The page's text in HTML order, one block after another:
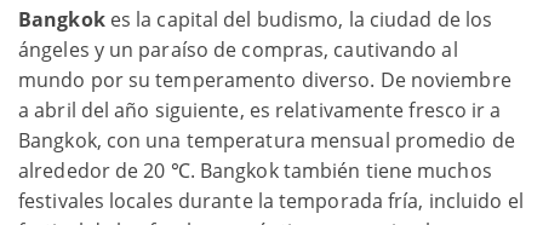
Bangkokes la capital del budismo, la ciudad de los
ángeles y un paraíso de compras, cautivando al
mundo por su temperamento diverso. De noviembre
a abril del año siguiente, es relativamente fresco ir a
Bangkok, con una temperatura mensual promedio de
alrededor de 20 ℃. Bangkok también tiene muchos
festivales locales durante la temporada fría, incluido el